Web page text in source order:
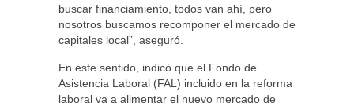
buscar financiamiento, todos van ahí, pero
nosotros buscamos recomponer el mercado de
capitales local”, aseguró.
En este sentido, indicó que el Fondo de
Asistencia Laboral (FAL) incluido en la reforma
laboral va a alimentar el nuevo mercado de